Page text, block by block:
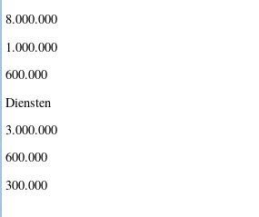
8.000.000 
1.000.000 
600.000 
Diensten
3.000.000 
600.000 
300.000 